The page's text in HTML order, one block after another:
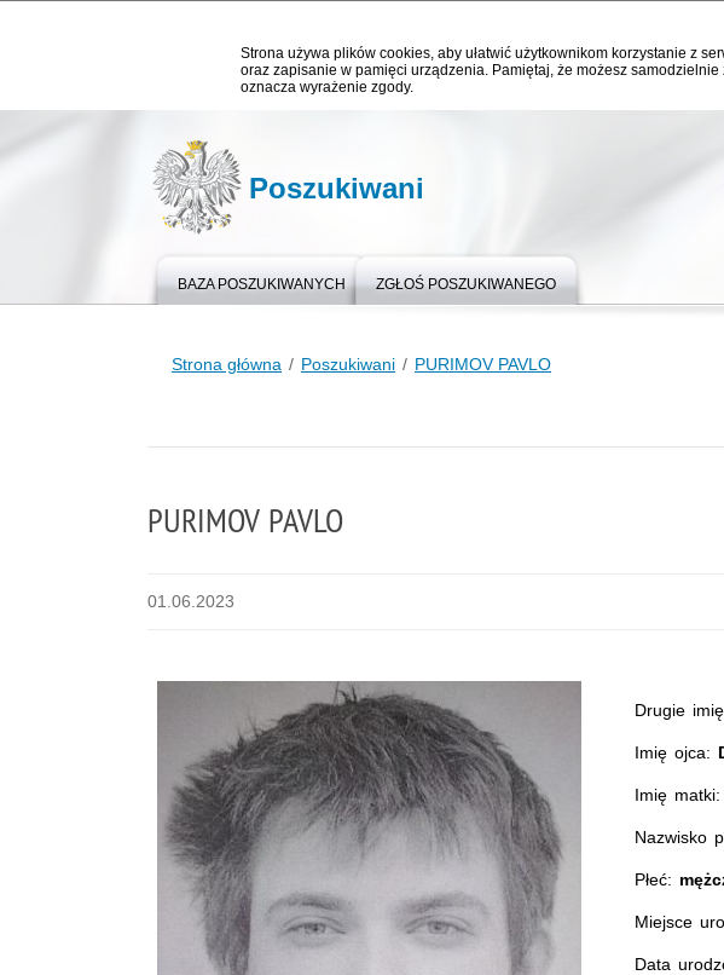
Strona używa plików cookies, aby ułatwić użytkownikom korzystanie z
oraz zapisanie w pamięci urządzenia. Pamiętaj, że możesz
oznacza wyrażenie zgody.
Poszukiwani
BAZA POSZUKIWANYCH ZGŁOŚ POSZUKIWANEGO
Strona główna Poszukiwani PURIMOV PAVLO
PURIMOV PAVLO
01.06.2023
Drugie
Imię ojca:
Imię matki:
Nazwisko
Płeć:
Miejsce
Data